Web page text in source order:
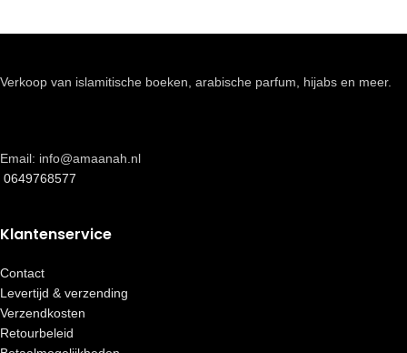
Verkoop van islamitische boeken, arabische parfum, hijabs en meer.
Email: info@amaanah.nl
0649768577
Klantenservice
Contact
Levertijd & verzending
Verzendkosten
Retourbeleid